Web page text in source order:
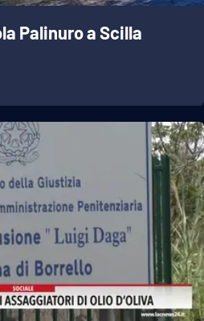
Palinuro a Scilla